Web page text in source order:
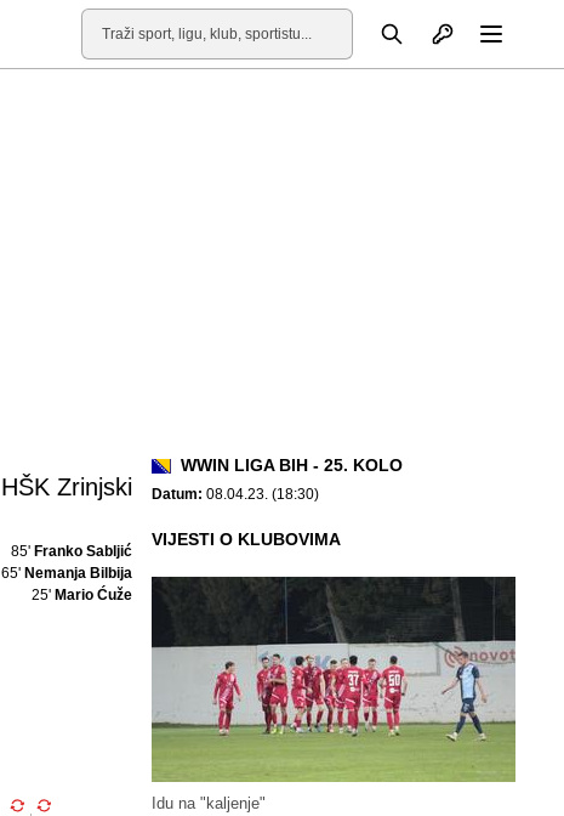
Pretraga Otvori profil
HŠK Zrinjski
85' Franko Sabljić
65' Nemanja Bilbija
25' Mario Ćuže
WWIN LIGA BIH - 25. KOLO
Datum: 08.04.23. (18:30)
VIJESTI O KLUBOVIMA
Idu na "kaljenje"